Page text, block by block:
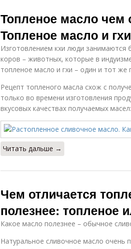
Топленое масло чем
Топленое масло и
Изготовлением кхи люди занимаются
коров – животных, которые в
топленое масло и гхи – один и тот же
Рецепт топленого масла схож с
только во времени изготовления
вкусовых качествах получаемых масел:
Читать дальше →
Чем отличается
полезнее: топленое
Какое масло полезнее – обычное
Натуральное сливочное масло очень